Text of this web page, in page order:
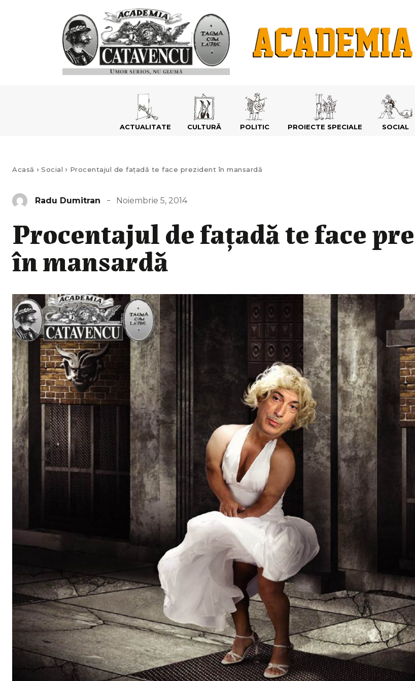
ACTUALITATE CULTURĂ POLITIC PROIECTE SPECIALE SOCIAL
Acasă Social Procentajul de fațadă te face prezident în mansardă
Radu Dumitran Noiembrie 5, 2014
Procentajul de fațadă te face
în mansardă